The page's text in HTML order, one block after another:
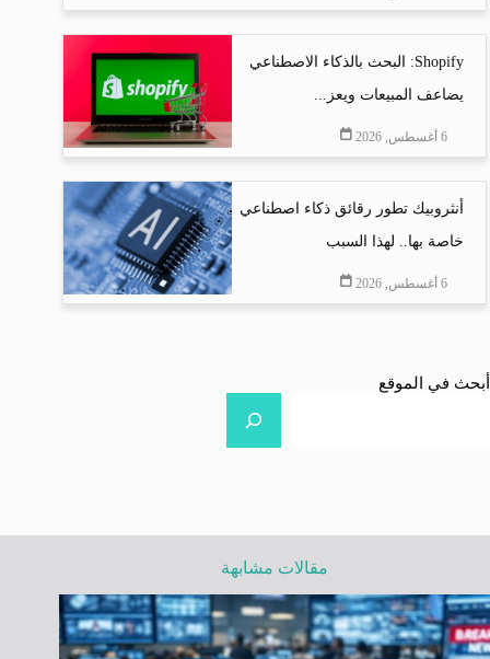
Shopify: البحث بالذكاء الاصطناعي
يضاعف المبيعات ويعز...
6 أغسطس, 2026
أنثروبيك تطور رقائق ذكاء اصطناعي
خاصة بها.. لهذا السبب
6 أغسطس, 2026
أبحث في الموقع
مقالات مشابهة